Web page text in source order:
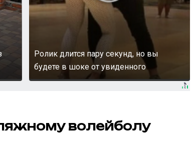
Ролик длится пару секунд, но вы
будете в шоке от увиденного
волейболу